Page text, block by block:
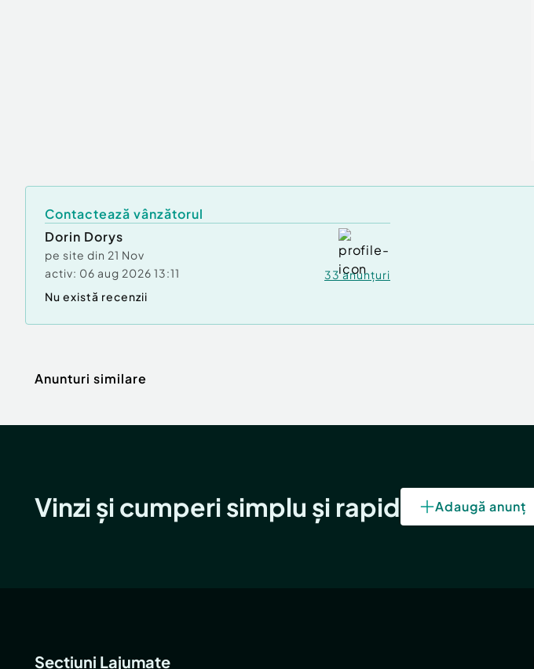
Contactează vânzătorul
Dorin Dorys
pe site din 21 Nov
activ: 06 aug 2026 13:11 33anunțuri
Nu există recenzii
Anunturi similare
Vinzi și cumperi simplu și rapid Adaugă anunț
Secțiuni Lajumate